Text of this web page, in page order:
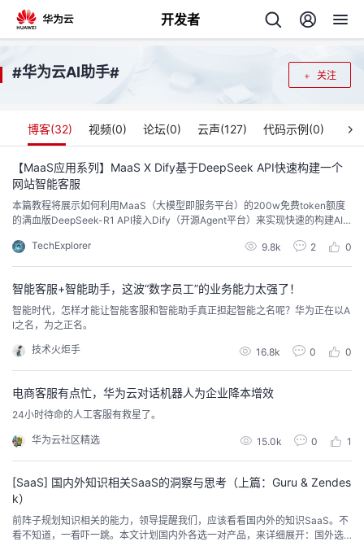
开发者
返
回
个
页
开
发
者
我
关注
#华为云AI助手#
博客(32) 视频(0) 论坛(0) 云声(127) 代码示例(0)
【MaaS应用系列】MaaS X Dify基于DeepSeek API快速构建一个
网站智能客服
本篇教程将展示如何利用MaaS（大模型即服务平台）的200w免费token额度
的满血版DeepSeek-R1 API接入Dify（开源Agent平台）来实现快速的构建AI
TechExplorer
9.8k 2 0
智能客服+智能助手，这波“数字员工”的业务能力太强了！
智能时代，怎样才能让智能客服和智能助手真正担起智能之名呢？华为正在以A
I之名，为之正名。
技术火炬手 16.8k 0 0
电商客服有点忙，华为云对话机器人为企业降本增效
24小时待命的人工客服有救星了。
华为云社区精选 15.0k 0 1
[SaaS] 国内外知识相关SaaS的洞察与思考（上篇：Guru & Zendes
k）
前阵子规划知识相关的能力，领导提醒我们，应该看看国内外的知识SaaS。不
看不知道，一看吓一跳。本文计划国内外各选一对产品，来详细展开：国外选G